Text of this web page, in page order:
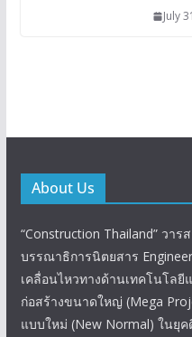
July
About Us
“Construction Thailand” วา
บรรณาธิการนิตยสาร
เคลื่อนไหวทางด้านเทคโนโลยี
ก่อสร้างขนาดใหญ่ (Mega
แบบใหม่ (New Normal) ในยุ